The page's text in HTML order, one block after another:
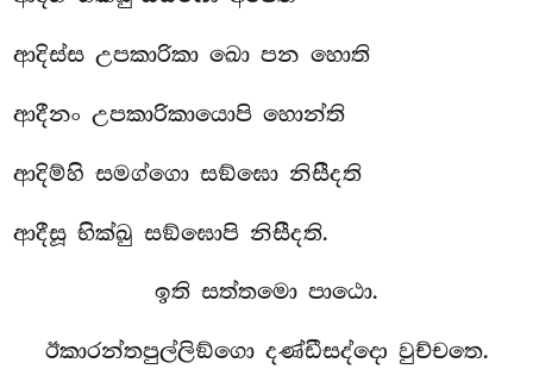
ආදිස්සඋපකාරිකා ඛො පන හොති
ආදීනං උපකාරිකායොපි හොන්ති
ආදිම්හි සමග්ගො සඞ්ඝො නිසීදති
ආදීසූ භික්ඛු සඞ්ඝොපි නිසීදති.
ඉති සත්තමො පාඨො.
ඊකාරන්තපුල්ලිඞ්ගො දණ්ඩීසද්දො වුච්චතෙ.